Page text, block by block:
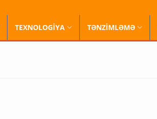
TEXNOLOGİYA TƏNZİMLƏMƏ